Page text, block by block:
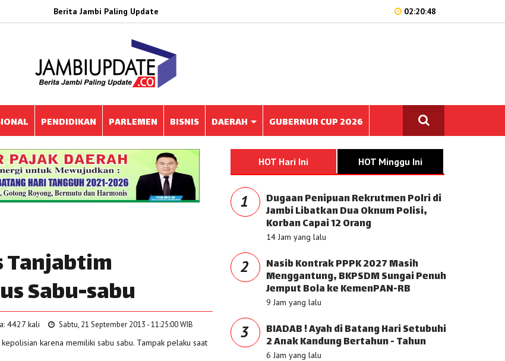
Berita Jambi Paling Update 02:20:48
PENDIDIKAN PARLEMEN BISNIS DAERAH GUBERNUR CUP 2026
Tanjabtim
Sabu-sabu
4427 kali Sabtu, 21 September 2013 - 11:25:00 WIB
HOT Hari Ini HOT Minggu Ini
1 Dugaan Penipuan Rekrutmen Polri di
Jambi Libatkan Dua Oknum Polisi,
Korban Capai 12 Orang
14 Jam yang lalu
2 Nasib Kontrak PPPK 2027 Masih
Menggantung, BKPSDM Sungai Penuh
Jemput Bola ke KemenPAN-RB
9 Jam yang lalu
3 BIADAB ! Ayah di Batang Hari Setubuhi
2 Anak Kandung Bertahun - Tahun
6 Jam yang lalu